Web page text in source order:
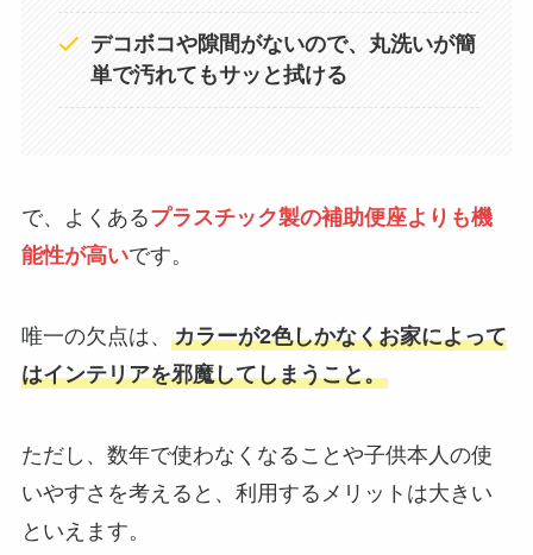
デコボコや隙間がないので、丸洗いが簡
単で汚れてもサッと拭ける
で、よくあるプラスチック製の補助便座よりも機
能性が高いです。
唯一の欠点は、 カラーが2色しかなくお家によって
はインテリアを邪魔してしまうこと。
ただし、数年で使わなくなることや子供本人の使
いやすさを考えると、利用するメリットは大きい
といえます。